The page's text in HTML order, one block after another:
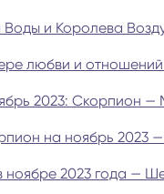
Матрица судьбы
Расстановки
Рунологи
и Королева
любви и
2023: Скорпион —
на ноябрь 2023
ноябре 2023 года —